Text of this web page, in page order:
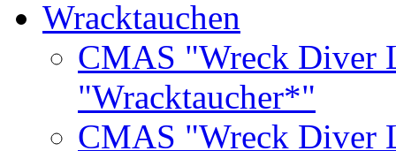
Wracktauchen
CMAS "Wreck Diver
"Wracktaucher*"
CMAS "Wreck Diver